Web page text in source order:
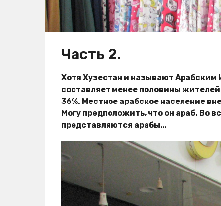
Часть 2.
Хотя Хузестан и называют Арабским
составляет менее половины жителей
36%. Местное арабское население
Могу предположить, что он араб. Во
представляются арабы…